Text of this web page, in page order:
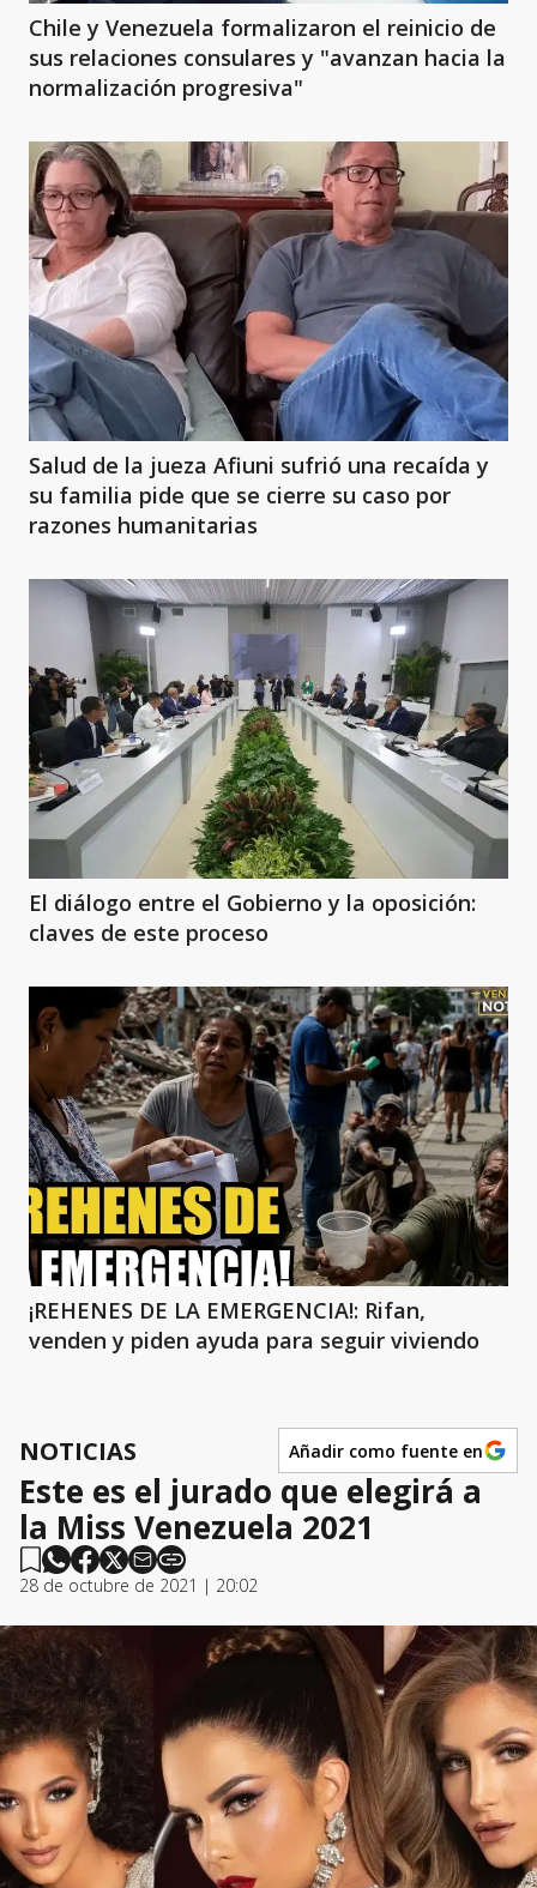
Chile y Venezuela formalizaron el reinicio de
sus relaciones consulares y "avanzan hacia la
normalización progresiva"
Salud de la jueza Afiuni sufrió una recaída y
su familia pide que se cierre su caso por
razones humanitarias
El diálogo entre el Gobierno y la oposición:
claves de este proceso
¡REHENES DE LA EMERGENCIA!: Rifan,
venden y piden ayuda para seguir viviendo
NOTICIAS Añadir como fuente en
Este es el jurado que elegirá a
la Miss Venezuela 2021
28 de octubre de 2021 | 20:02